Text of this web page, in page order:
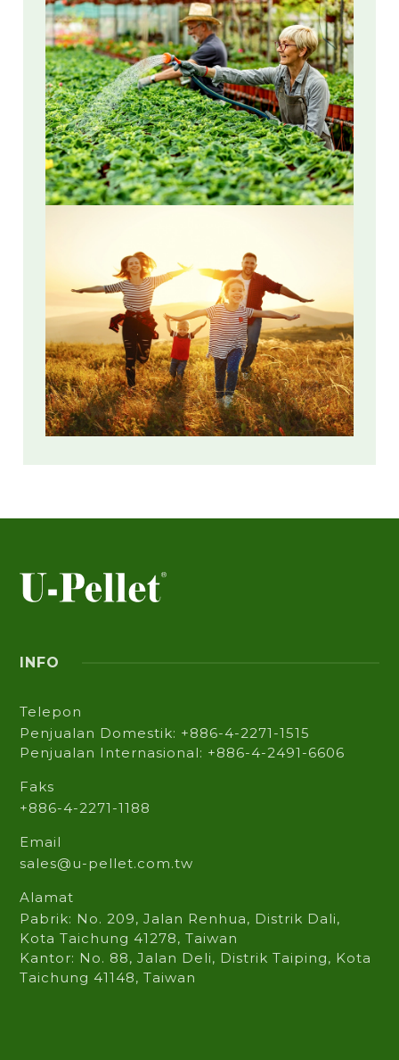
INFO
Telepon
Penjualan Domestik: +886-4-2271-1515
Penjualan Internasional: +886-4-2491-6606
Faks
+886-4-2271-1188
Email
sales@u-pellet.com.tw
Alamat
Pabrik: No. 209, Jalan Renhua, Distrik Dali,
Kota Taichung 41278, Taiwan
Kantor: No. 88, Jalan Deli, Distrik Taiping, Kota
Taichung 41148, Taiwan